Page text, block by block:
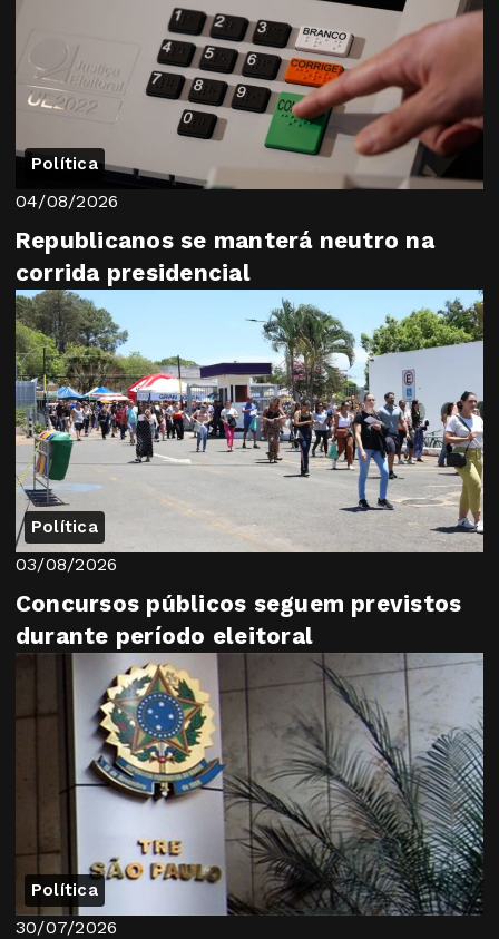
Política
04/08/2026
Republicanos se manterá neutro na
corrida presidencial
Política
03/08/2026
Concursos públicos seguem previstos
durante período eleitoral
Política
30/07/2026